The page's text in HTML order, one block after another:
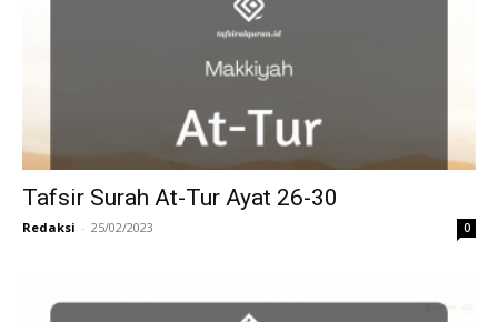
Tafsir Surah At-Tur Ayat 26-30
Redaksi - 25/02/2023 0